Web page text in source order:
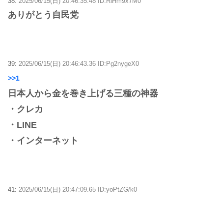
ありがとう自民党
39: 2025/06/15(日) 20:46:43.36 ID:Pg2nygeX0
>>1
日本人から金を巻き上げる三種の神器
・クレカ
・LINE
・インターネット
41: 2025/06/15(日) 20:47:09.65 ID:yoPtZG/k0